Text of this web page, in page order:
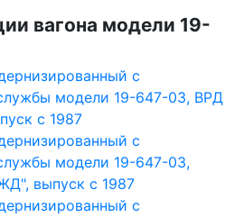
вагона модели 19-
с
модели 19-647-03, ВРД
с 1987
с
модели 19-647-03,
выпуск с 1987
с